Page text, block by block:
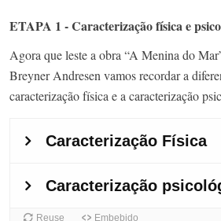
ETAPA 1 - Caracterização física e
Agora que leste a obra “A Menina do
Breyner Andresen vamos recordar a
caracterização física e a caracterização